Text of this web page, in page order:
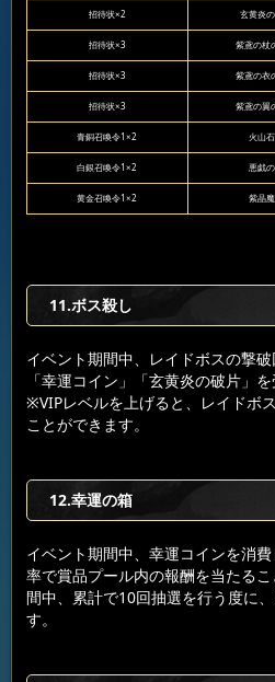
招待状×2 玄黄炎
招待状×3 紫鳶の杖
招待状×3 紫鳶の衣
招待状×3 紫鳶の翼
青銅召喚令1×2 火山
白銀召喚令1×2 悪戯
黄金召喚令1×2 紫晶
11.ボス殺し
イベント期間中、レイドボスの撃破
「幸運コイン」「玄黄炎の破片」を
※VIPレベルを上げると、レイドボ
ことができます。
12.幸運の箱
イベント期間中、幸運コインを消
率で賞品プール内の報酬を当たる
間中、累計で10回抽選を行う度に
す。